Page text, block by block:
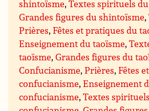
shintoïsme,Textes spirituels
Grandes figures du shintoïsme,
Prières,Fêtes et pratiques du
Enseignement du taoïsme,
taoïsme,Grandes figures du
Confucianisme,Prières,Fêtes
confucianisme,Enseignement
confucianisme,Textes